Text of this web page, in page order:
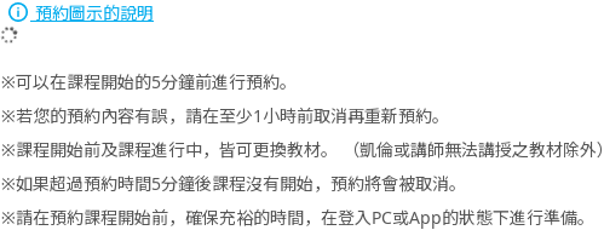
預約圖示的說明
可以在課程開始的5分鐘前進行預約。
若您的預約內容有誤，請在至少1小時前取消再重新預約。
課程開始前及課程進行中，皆可更換教材。 （凱倫或講師無法講授之教材除外）
如果超過預約時間5分鐘後課程沒有開始，預約將會被取消。
請在預約課程開始前，確保充裕的時間，在登入PC或App的狀態下進行準備。